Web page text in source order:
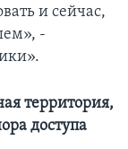
и сейчас,
-
территория,
доступа